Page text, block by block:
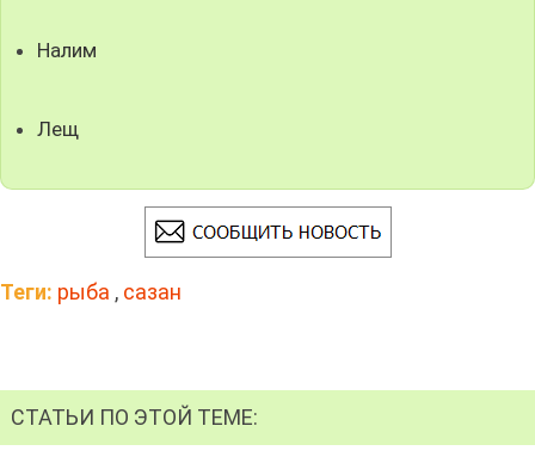
Налим
Лещ
Теги: рыба , сазан
СТАТЬИ ПО ЭТОЙ ТЕМЕ: